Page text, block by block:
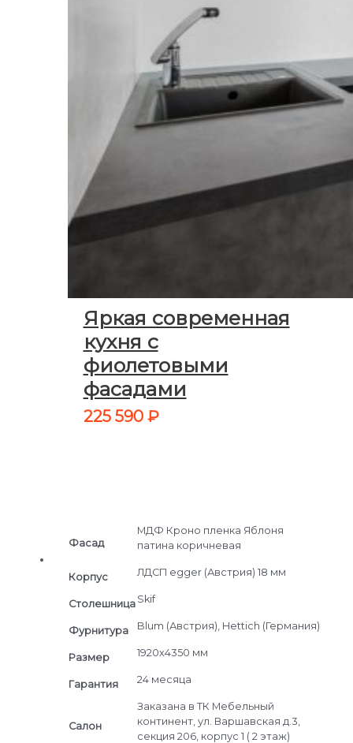
Яркая современная
кухня с
фиолетовыми
фасадами
225 590 ₽
Фасад
МДФ Кроно пленка Яблоня
патина коричневая
Корпус ЛДСП egger (Австрия) 18 мм
Столешница Skif
Фурнитура Blum (Австрия), Hettich (Германия)
Размер 1920х4350 мм
Гарантия 24 месяца
Салон
Заказана в ТК Мебельный
континент, ул. Варшавская д.3,
секция 206, корпус 1 ( 2 этаж)